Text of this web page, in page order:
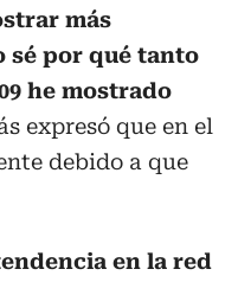
más
por qué tanto
he mostrado
expresó que en el
debido a que
en la red